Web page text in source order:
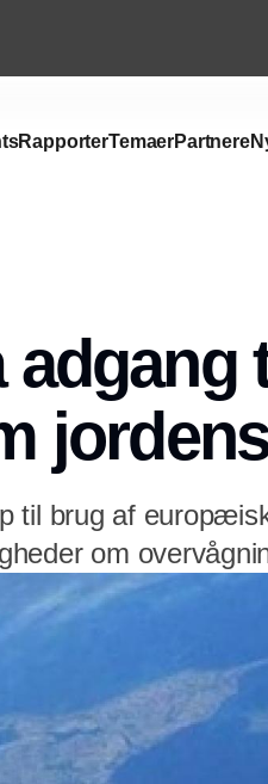
RapporterTemaerPartnere
adgang
til brug af
om